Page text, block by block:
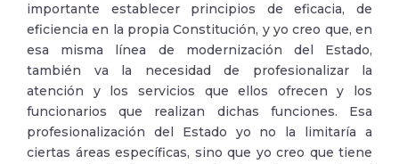
importante establecer principios de eficacia, de
eficiencia en la propia Constitución, y yo creo que, en
esa misma línea de modernización del Estado,
también va la necesidad de profesionalizar la
atención y los servicios que ellos ofrecen y los
funcionarios que realizan dichas funciones. Esa
profesionalización del Estado yo no la limitaría a
ciertas áreas específicas, sino que yo creo que tiene